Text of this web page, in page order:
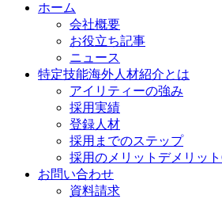
ホーム
会社概要
お役立ち記事
ニュース
特定技能海外人材紹介とは
アイリティーの強み
採用実績
登録人材
採用までのステップ
採用のメリットデメリッ
お問い合わせ
資料請求